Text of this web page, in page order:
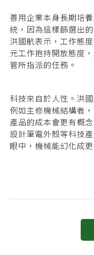
善用企業本身長期培
統，因為這樣篩選出
洪國航表示，工作態
元工作抱持開放態度
管所指派的任務。
科技來自於人性。洪
例如主修機械結構者
產品的成本會更有概
設計筆電外殼等科技
眼中，機械能幻化成